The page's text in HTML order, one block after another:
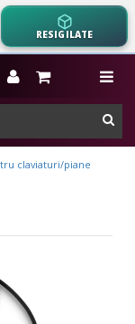
RESIGILATE
claviaturi/piane